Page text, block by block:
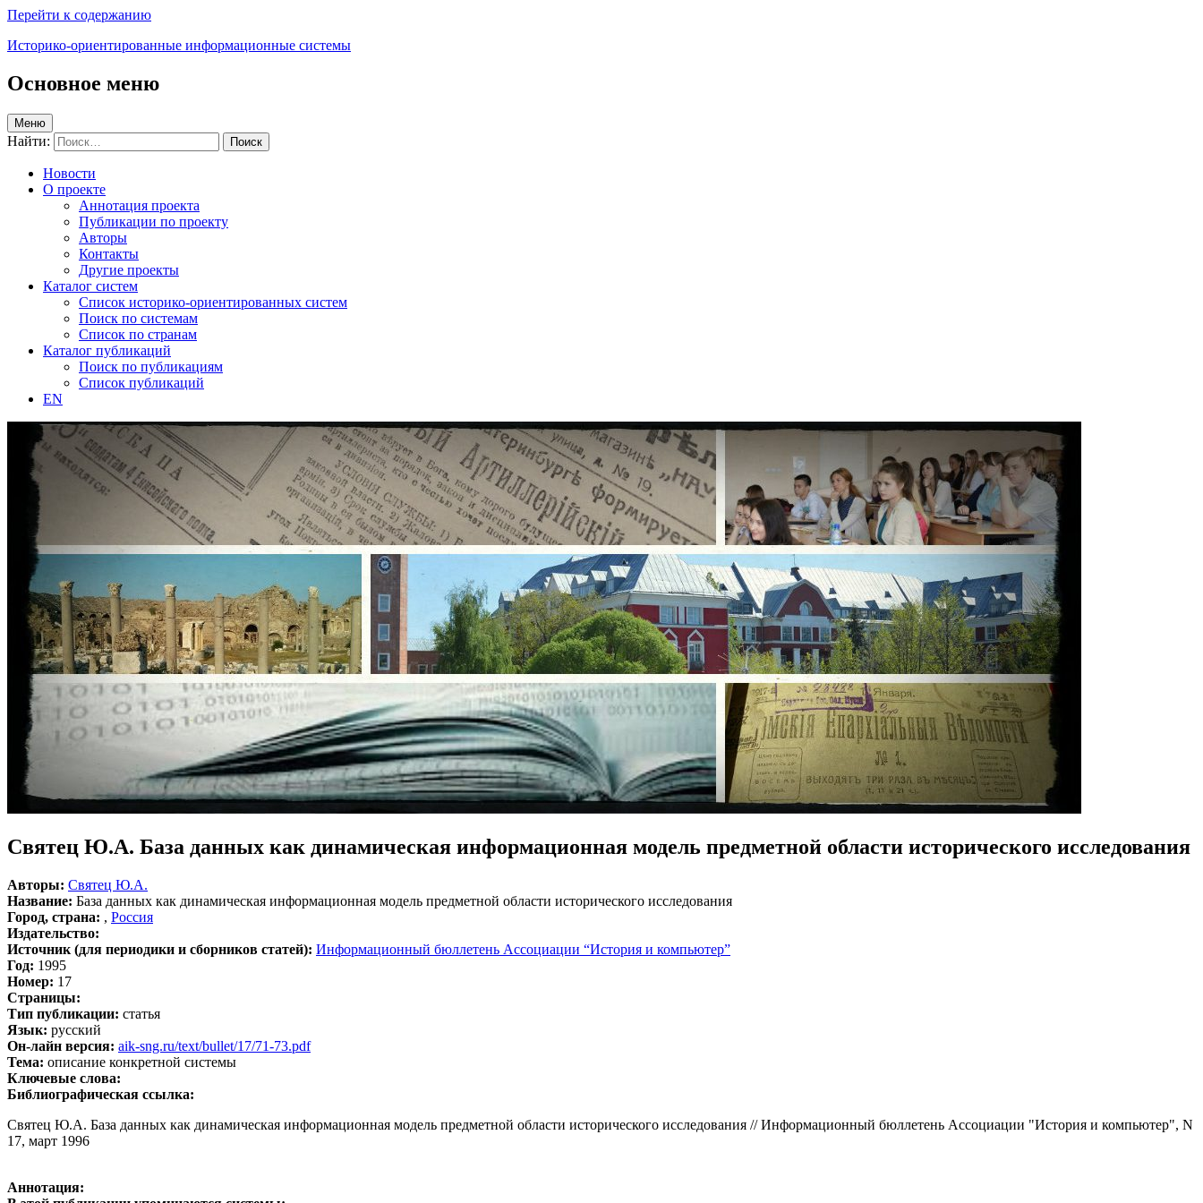
Перейти к содержанию
Историко-ориентированные информационные системы
Основное меню
Меню
Найти:
Новости
О проекте
Аннотация проекта
Публикации по проекту
Авторы
Контакты
Другие проекты
Каталог систем
Список историко-ориентированных систем
Поиск по системам
Список по странам
Каталог публикаций
Поиск по публикациям
Список публикаций
EN
Святец Ю.А. База данных как динамическая информационная модель предметной области исторического исследования
Авторы: Святец Ю.А.
Название: База данных как динамическая информационная модель предметной области исторического исследования
Город, страна: , Россия
Издательство:
Источник (для периодики и сборников статей): Информационный бюллетень Ассоциации “История и компьютер”
Год: 1995
Номер: 17
Страницы:
Тип публикации: статья
Язык: русский
Он-лайн версия: aik-sng.ru/text/bullet/17/71-73.pdf
Тема: описание конкретной системы
Ключевые слова:
Библиографическая ссылка:
Святец Ю.А. База данных как динамическая информационная модель предметной области исторического исследования // Информационный бюллетень Ассоциации "История и компьютер", N
17, март 1996
Аннотация: